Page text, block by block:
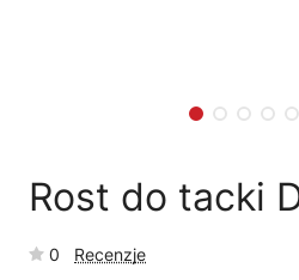
Rost do tacki
0 Recenzje